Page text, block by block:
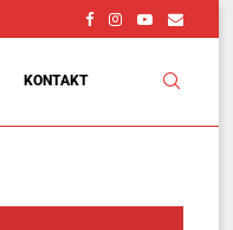
KONTAKT